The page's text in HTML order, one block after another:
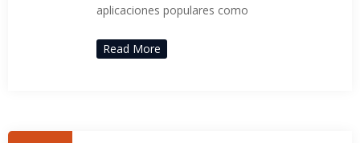
aplicaciones populares como
Read More